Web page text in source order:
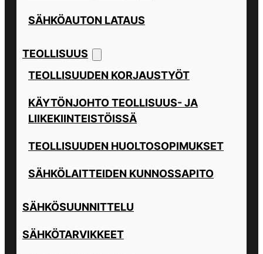
SÄHKÖAUTON LATAUS
TEOLLISUUS
TEOLLISUUDEN KORJAUSTYÖT
KÄYTÖNJOHTO TEOLLISUUS- JA
LIIKEKIINTEISTÖISSÄ
TEOLLISUUDEN HUOLTOSOPIMUKSET
SÄHKÖLAITTEIDEN KUNNOSSAPITO
SÄHKÖSUUNNITTELU
SÄHKÖTARVIKKEET